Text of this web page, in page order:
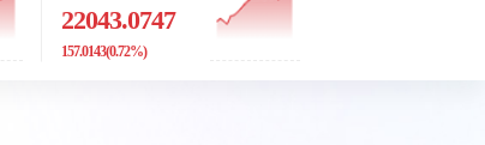
22043.0747
157.0143(0.72%)